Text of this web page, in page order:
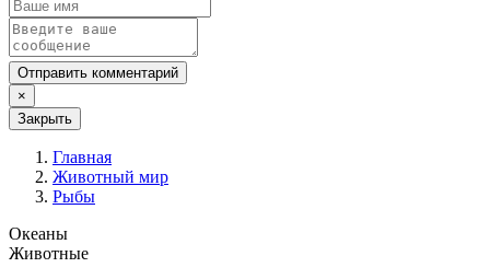
Отправить комментарий
×
Закрыть
Главная
Животный мир
Рыбы
Океаны
Животные